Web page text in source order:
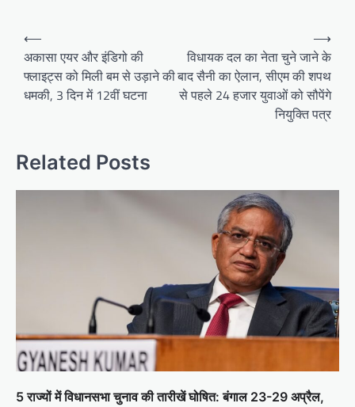
Post
navigation
⟵
अकासा एयर और इंडिगो की
फ्लाइट्स को मिली बम से उड़ाने की
धमकी, 3 दिन में 12वीं घटना
विधायक दल का नेता चुने जाने के
बाद सैनी का ऐलान, सीएम की शपथ
से पहले 24 हजार युवाओं को सौपेंगे
नियुक्ति पत्र
⟶
Related Posts
5 राज्यों में विधानसभा चुनाव की तारीखें घोषित: बंगाल 23-29 अप्रैल,